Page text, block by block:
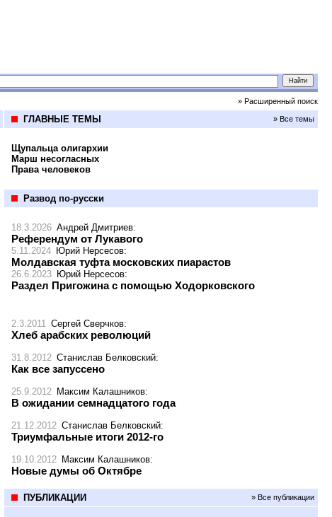
» Расширенный поиск
ГЛАВНЫЕ ТЕМЫ » Все темы
Щупальца олигархии
Марш несогласных
Права человеков
Развод по-русски
18.3.2026 Андрей Дмитриев:
Референдум от Лукавого
5.11.2024 Юрий Нерсесов:
Молдавская туфта московских пиарастов
26.6.2023 Юрий Нерсесов:
Раздел Пригожина с помощью Ходорковского
2.3.2011 Сергей Сверчков:
Хлеб арабских революций
31.8.2012 Станислав Белковский:
Как все запуссено
25.9.2012 Максим Калашников:
В ожидании семнадцатого года
21.12.2012 Станислав Белковский:
Триумфальные итоги 2012-го
19.10.2012 Максим Калашников:
Новые думы об Октябре
ПУБЛИКАЦИИ » Все публикации